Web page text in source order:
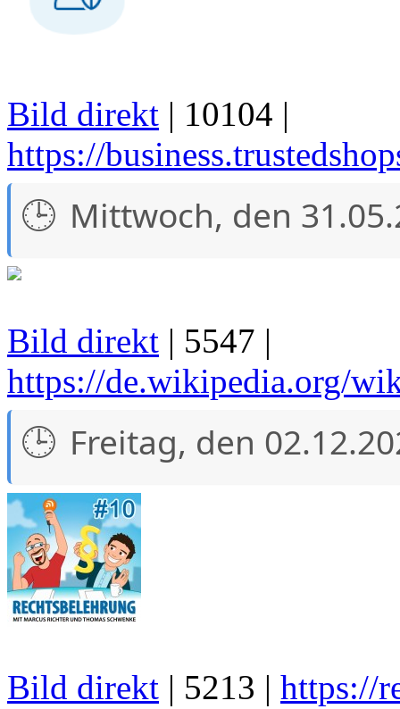
Bild direkt | 10104 |
https://
Mittwoch, den
Bild direkt | 5547 |
https://de.wikipedia.org/
Freitag, den
Bild direkt | 5213 | https://